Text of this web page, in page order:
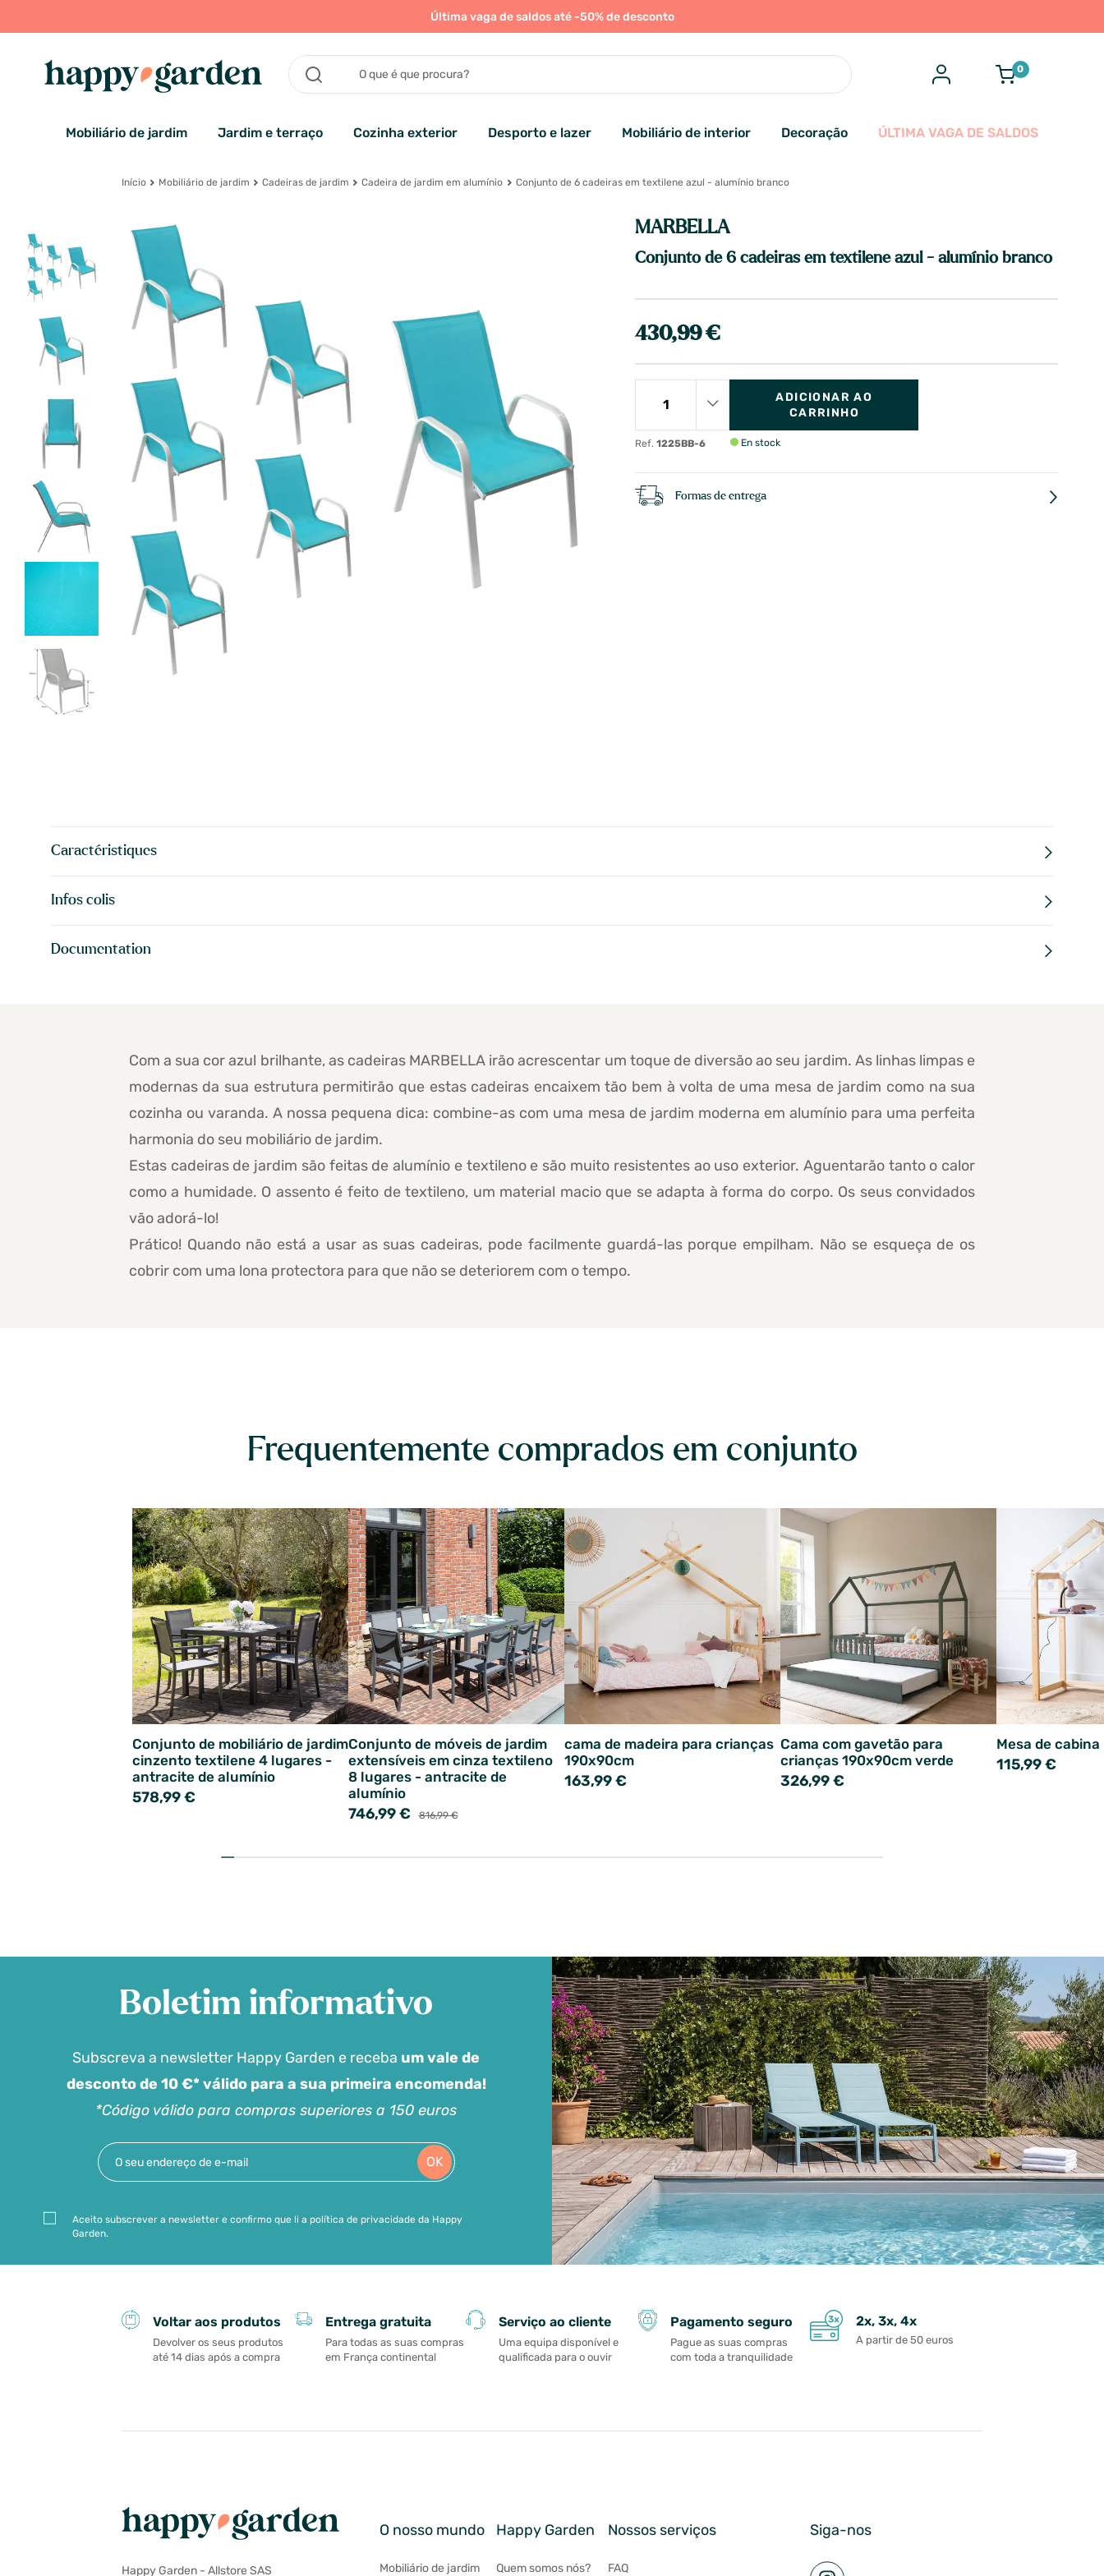
Última vaga de saldos até -50% de desconto
0
Mobiliário de jardim Jardim e terraço Cozinha exterior Desporto e lazer Mobiliário de interior Decoração ÚLTIMA VAGA DE SALDOS
Início Mobiliário de jardim Cadeiras de jardim Cadeira de jardim em alumínio Conjunto de 6 cadeiras em textilene azul - alumínio branco
MARBELLA
Conjunto de 6 cadeiras em textilene azul - alumínio branco
430,99 €
Ref.1225BB-6
ADICIONAR AO
CARRINHO
En stock
Formas de entrega
Caractéristiques
Infos colis
Documentation
Com a sua cor azul brilhante, as cadeiras MARBELLA irão acrescentar um toque de diversão ao seu jardim. As linhas limpas e
modernas da sua estrutura permitirão que estas cadeiras encaixem tão bem à volta de uma mesa de jardim como na sua
cozinha ou varanda. A nossa pequena dica: combine-as com uma mesa de jardim moderna em alumínio para uma perfeita
harmonia do seu mobiliário de jardim.
Estas cadeiras de jardim são feitas de alumínio e textileno e são muito resistentes ao uso exterior. Aguentarão tanto o calor
como a humidade. O assento é feito de textileno, um material macio que se adapta à forma do corpo. Os seus convidados
vão adorá-lo!
Prático! Quando não está a usar as suas cadeiras, pode facilmente guardá-las porque empilham. Não se esqueça de os
cobrir com uma lona protectora para que não se deteriorem com o tempo.
Frequentemente comprados em conjunto
Conjunto de mobiliário de jardim
cinzento textilene 4 lugares -
antracite de alumínio
578,99 €
Conjunto de móveis de jardim
extensíveis em cinza textileno
8 lugares - antracite de
alumínio
746,99 € 816,99 €
cama de madeira para crianças
190x90cm
163,99 €
Cama com gavetão para
crianças 190x90cm verde
326,99 €
Mesa de
115,99 €
Boletim informativo
Subscreva a newsletter Happy Garden e receba um vale de
desconto de 10 €* válido para a sua primeira encomenda!
*Código válido para compras superiores a 150 euros
OK
Aceito subscrever a newsletter e confirmo que li a política de privacidade da Happy
Garden.
Voltar aos produtos
Devolver os seus produtos
até 14 dias após a compra
Entrega gratuita
Para todas as suas compras
em França continental
Serviço ao cliente
Uma equipa disponível e
qualificada para o ouvir
Pagamento seguro
Pague as suas compras
com toda a tranquilidade
2x, 3x, 4x
A partir de 50 euros
Happy Garden - Allstore SAS
O nosso mundo
Mobiliário de jardim
Happy Garden
Quem somos nós?
Nossos serviços
FAQ
Siga-nos